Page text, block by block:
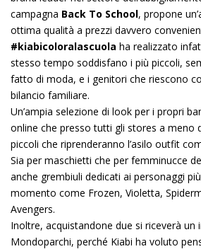
campagna Back To School, propone
ottima qualità a prezzi davvero
#kiabicoloralascuola ha realizzato
stesso tempo soddisfano i più piccoli,
fatto di moda, e i genitori che riescono
bilancio familiare.
Un’ampia selezione di look per i propri
online che presso tutti gli stores a meno
piccoli che riprenderanno l’asilo outfit
Sia per maschietti che per femminucce
anche grembiuli dedicati ai personaggi
momento come Frozen, Violetta,
Avengers.
Inoltre, acquistandone due si riceverà
Mondoparchi, perché Kiabi ha voluto